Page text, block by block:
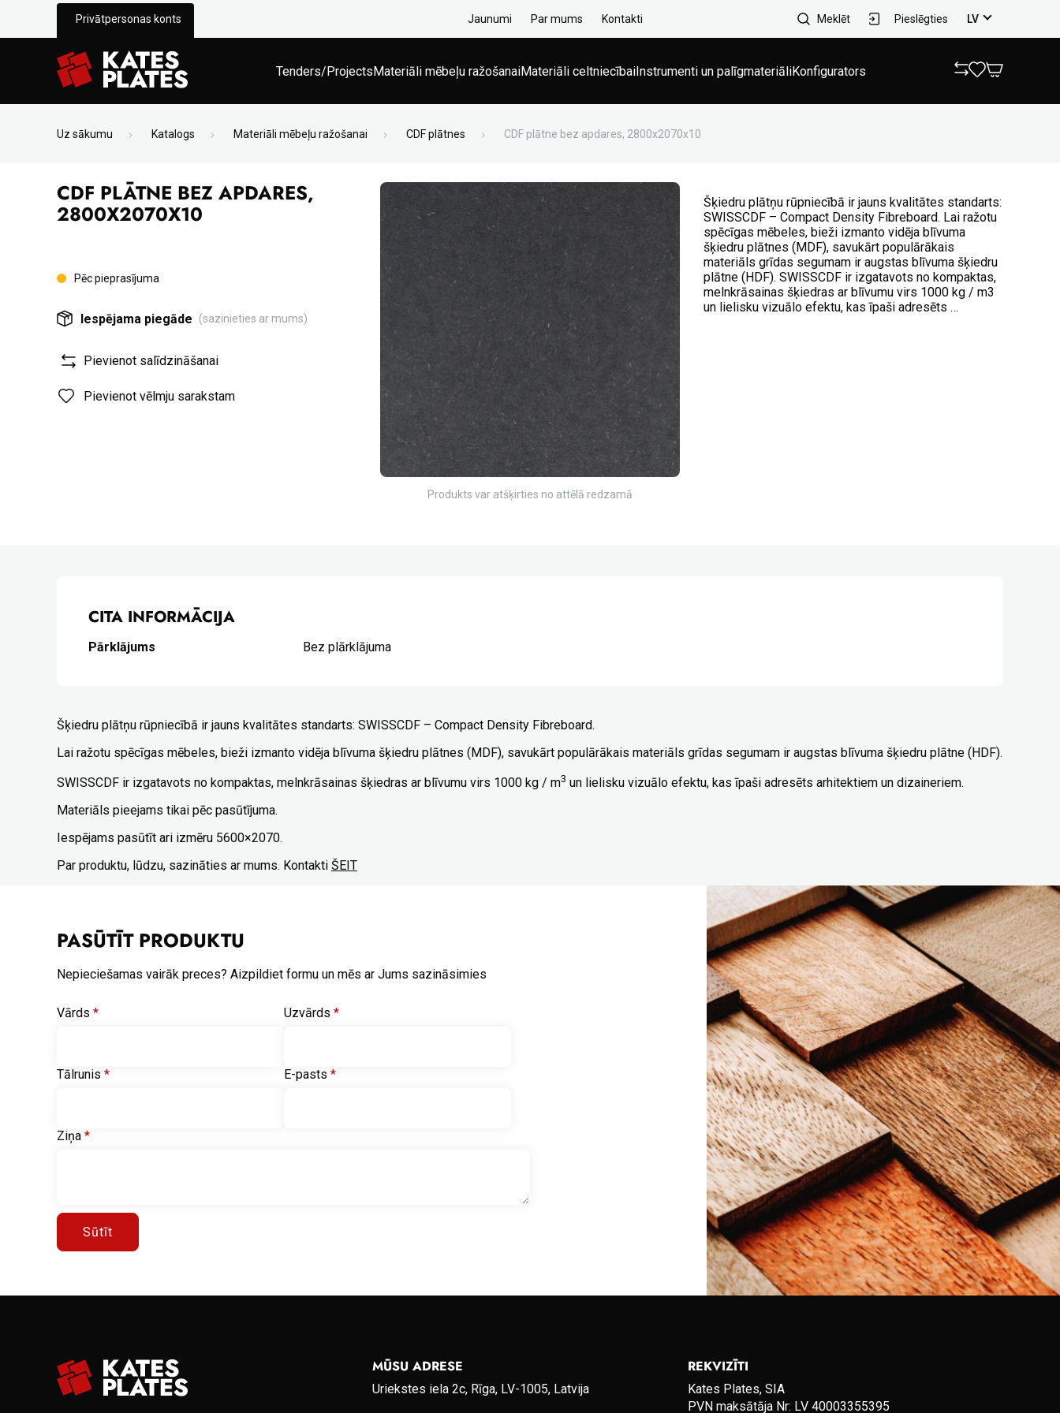
Privātpersonas konts Jaunumi Par mums Kontakti Meklēt Pieslēgties LV
Tenders/ProjectsMateriāli mēbeļu ražošanaiMateriāli celtniecībaiInstrumenti un palīgmateriāliKonfigurators
Uz sākumu Katalogs Materiāli mēbeļu ražošanai CDF plātnes CDF plātne bez apdares, 2800x2070x10
CDF PLĀTNE BEZ APDARES,
2800X2070X10
Pēc pieprasījuma
Iespējama piegāde (sazinieties ar mums)
Pievienot salīdzināšanai
Pievienot vēlmju sarakstam
Produkts var atšķirties no attēlā redzamā
Šķiedru plātņu rūpniecībā ir jauns kvalitātes standarts:
SWISSCDF – Compact Density Fibreboard. Lai ražotu
spēcīgas mēbeles, bieži izmanto vidēja blīvuma
šķiedru plātnes (MDF), savukārt populārākais
materiāls grīdas segumam ir augstas blīvuma šķiedru
plātne (HDF). SWISSCDF ir izgatavots no kompaktas,
melnkrāsainas šķiedras ar blīvumu virs 1000 kg / m3
un lielisku vizuālo efektu, kas īpaši adresēts …
CITA INFORMĀCIJA
Pārklājums Bez plārklājuma
Šķiedru plātņu rūpniecībā ir jauns kvalitātes standarts: SWISSCDF – Compact Density Fibreboard.
Lai ražotu spēcīgas mēbeles, bieži izmanto vidēja blīvuma šķiedru plātnes (MDF), savukārt populārākais materiāls grīdas segumam ir augstas blīvuma šķiedru plātne (HDF).
SWISSCDF ir izgatavots no kompaktas, melnkrāsainas šķiedras ar blīvumu virs 1000 kg / m3 un lielisku vizuālo efektu, kas īpaši adresēts arhitektiem un dizaineriem.
Materiāls pieejams tikai pēc pasūtījuma.
Iespējams pasūtīt ari izmēru 5600×2070.
Par produktu, lūdzu, sazināties ar mums. Kontakti ŠEIT
PASŪTĪT PRODUKTU
Nepieciešamas vairāk preces? Aizpildiet formu un mēs ar Jums sazināsimies
Vārds * Uzvārds *
Tālrunis * E-pasts *
Ziņa *
Sūtīt
MŪSU ADRESE
Uriekstes iela 2c, Rīga, LV-1005, Latvija
REKVIZĪTI
Kates Plates, SIA
PVN maksātāja Nr: LV 40003355395